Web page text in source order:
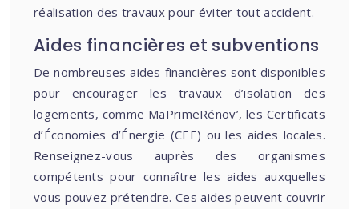
réalisation des travaux pour éviter tout accident.
Aides financières et subventions
De nombreuses aides financières sont disponibles
pour encourager les travaux d’isolation des
logements, comme MaPrimeRénov’, les Certificats
d’Économies d’Énergie (CEE) ou les aides locales.
Renseignez-vous auprès des organismes
compétents pour connaître les aides auxquelles
vous pouvez prétendre. Ces aides peuvent couvrir